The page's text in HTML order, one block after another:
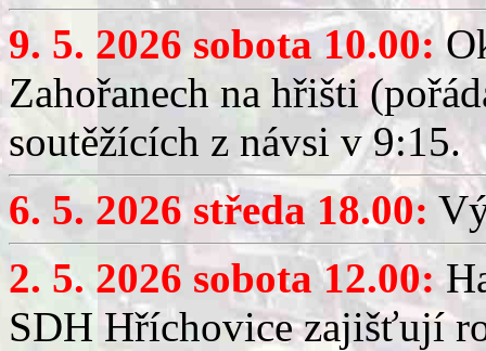
9. 5. 2026 sobota 10.00:
Zahořanech na hřišti
soutěžících z návsi v 9:15.
6. 5. 2026 středa 18.00:
2. 5. 2026 sobota 12.00:
SDH Hříchovice zajišťují